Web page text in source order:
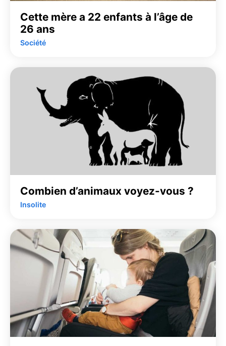
Cette mère a 22 enfants à l’âge de
26 ans
Société
Combien d’animaux voyez-vous ?
Insolite